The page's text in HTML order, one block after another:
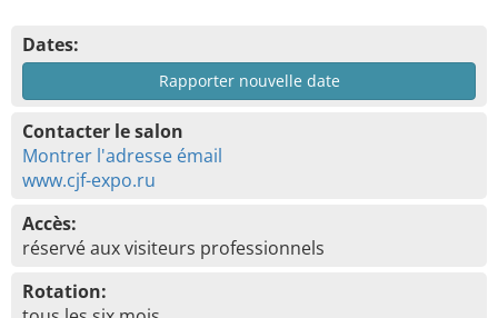
Dates:
Rapporter nouvelle date
Contacter le salon
Montrer l'adresse émail
www.cjf-expo.ru
Accès:
réservé aux visiteurs professionnels
Rotation: